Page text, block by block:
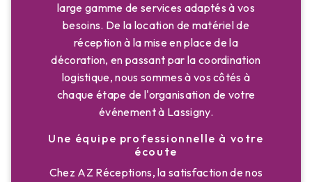
large gamme de services adaptés à vos
besoins. De la location de matériel de
réception à la mise en place de la
décoration, en passant par la coordination
logistique, nous sommes à vos côtés à
chaque étape de l'organisation de votre
événement à Lassigny.
Une équipe professionnelle à votre
écoute
Chez AZ Réceptions, la satisfaction de nos